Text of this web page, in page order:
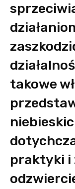
takowe
praktyki i